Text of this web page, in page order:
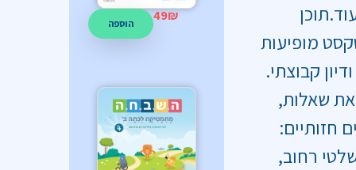
מופיעות
קבוצתי.
שאלות,
חזותיים:
רחוב,
הוספה 49₪